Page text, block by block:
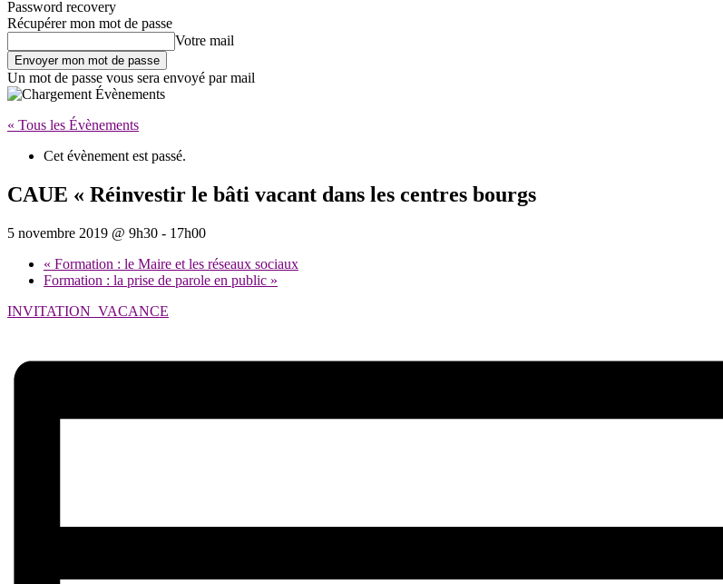
Password recovery
Récupérer mon mot de passe
Votre mail
Un mot de passe vous sera envoyé par mail
« Tous les Évènements
Cet évènement est passé.
CAUE « Réinvestir le bâti vacant dans les centres bourgs
5 novembre 2019 @ 9h30 - 17h00
« Formation : le Maire et les réseaux sociaux
Formation : la prise de parole en public »
INVITATION_VACANCE